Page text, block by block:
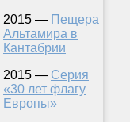
2015 — Пещера
Альтамира в
Кантабрии
2015 — Серия
«30 лет флагу
Европы»